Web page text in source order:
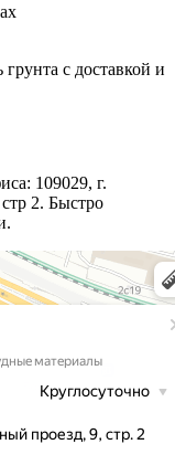
с доставкой и
109029, г.
2. Быстро